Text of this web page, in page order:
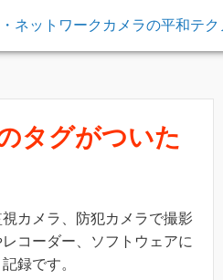
タグがついた
カメラ、防犯カメラで撮影
コーダー、ソフトウェアに
録です。